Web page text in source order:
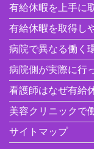
有給休暇を上手に
有給休暇を取得し
病院で異なる働く
病院側が実際に行
看護師はなぜ有給
美容クリニックで
サイトマップ